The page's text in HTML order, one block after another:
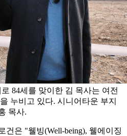
84세를 맞이한 김 목사는 여전
누비고 있다. 시니어타운 부지
목사.
건은 "웰빙(Well-being), 웰에이징